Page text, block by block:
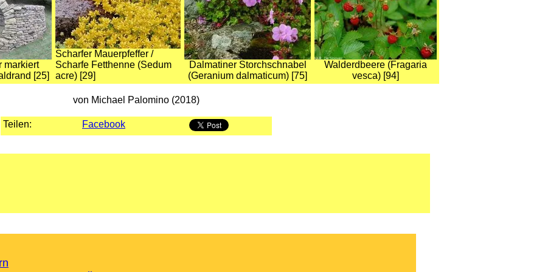
markiert
[25]
Scharfer Mauerpfeffer /
Scharfe Fetthenne (Sedum
acre) [29]
Dalmatiner Storchschnabel
(Geranium dalmaticum) [75]
Walderdbeere (Fragaria
vesca) [94]
von Michael Palomino (2018)
Teilen: Facebook